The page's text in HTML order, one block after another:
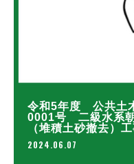
令和5年度 公共土
0001号 二級水系
（堆積土砂撤去）
2024.06.07